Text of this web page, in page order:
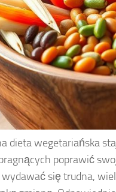
dieta wegetariańska
poprawić
się trudna,